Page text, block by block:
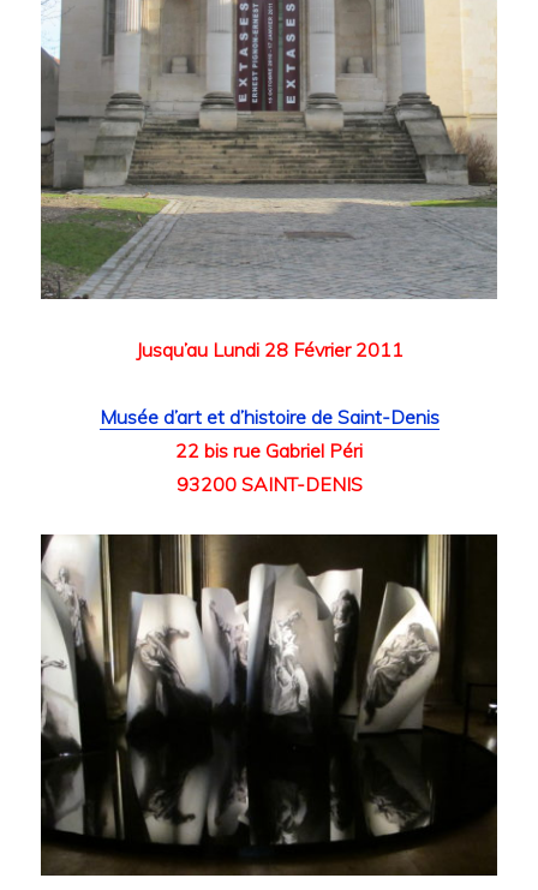
Jusqu’au Lundi 28 Février 2011
Musée d’art et d’histoire de Saint-Denis
22 bis rue Gabriel Péri
93200 SAINT-DENIS